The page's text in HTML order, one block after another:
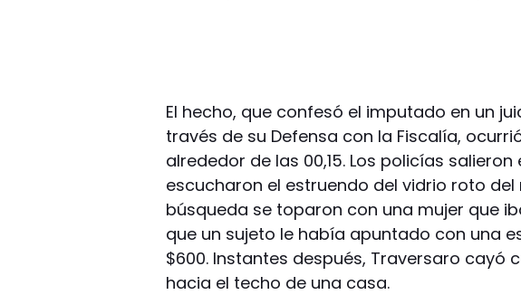
El hecho, que confesó el imputado en un
través de su Defensa con la Fiscalía,
alrededor de las 00,15. Los policías
escucharon el estruendo del vidrio roto del
búsqueda se toparon con una mujer que
que un sujeto le había apuntado con una
$600. Instantes después, Traversaro cayó
hacia el techo de una casa.